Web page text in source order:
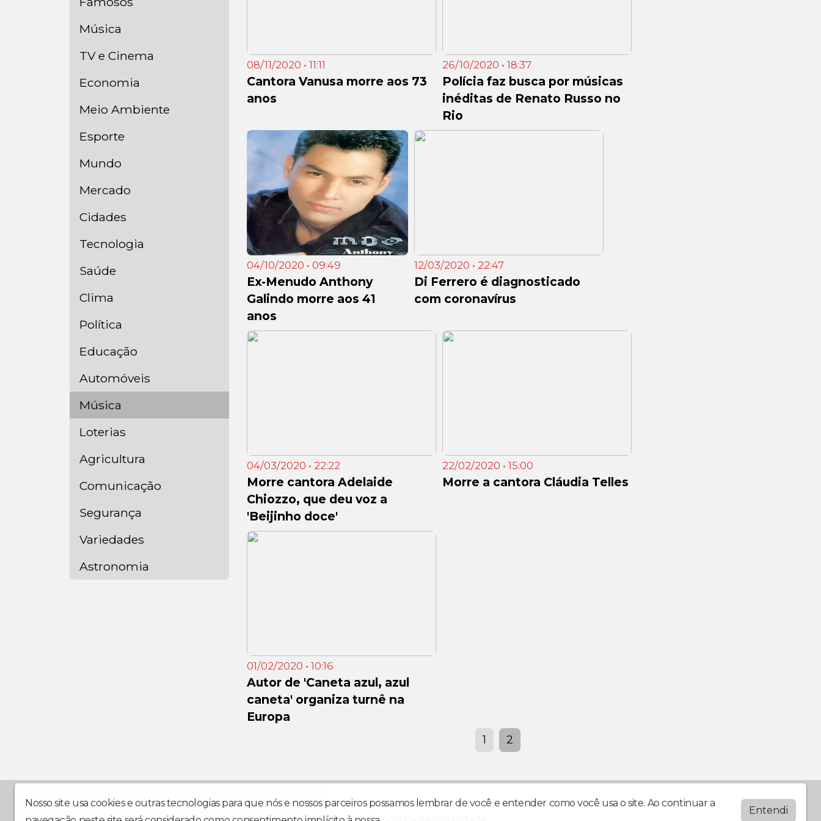
Música
TV e Cinema
Economia
Meio Ambiente
Esporte
Mundo
Mercado
Cidades
Tecnologia
Saúde
Clima
Política
Educação
Automóveis
Música
Loterias
Agricultura
Comunicação
Segurança
Variedades
Astronomia
08/11/2020 • 11:11
Cantora Vanusa morre aos 73
anos
26/10/2020 • 18:37
Polícia faz busca por músicas
inéditas de Renato Russo no
Rio
04/10/2020 • 09:49
Ex-Menudo Anthony
Galindo morre aos 41
anos
12/03/2020 • 22:47
Di Ferrero é diagnosticado
com coronavírus
04/03/2020 • 22:22
Morre cantora Adelaide
Chiozzo, que deu voz a
'Beijinho doce'
22/02/2020 • 15:00
Morre a cantora Cláudia Telles
01/02/2020 • 10:16
Autor de 'Caneta azul, azul
caneta' organiza turnê na
Europa
1 2
Nosso site usa cookies e outras tecnologias para que nós e nossos parceiros possamos lembrar de você e entender como você usa o site. Ao continuar a
Entendi
Desde 1990 levando muito mais Cultura pro seu rádio.